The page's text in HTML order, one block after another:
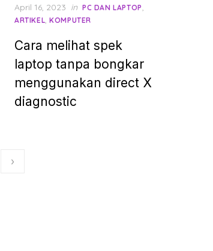
Posted
on
April 16, 2023 in PC DAN LAPTOP
ARTIKEL ,KOMPUTER
Cara melihat spek
laptop tanpa bongkar
menggunakan direct X
diagnostic
›